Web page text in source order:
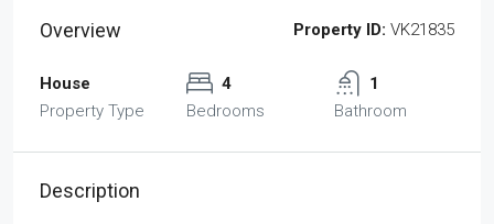
Overview Property ID: VK21835
House
Property Type
4
Bedrooms
1
Bathroom
Description